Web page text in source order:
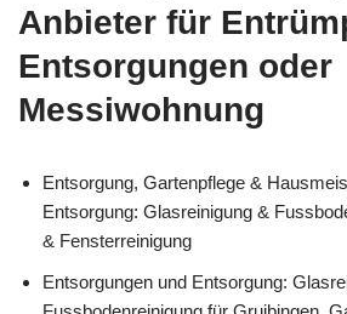
Anbieter für
Entsorgungen oder
Messiwohnung
Entsorgung, Gartenpflege &
Entsorgung: Glasreinigung &
& Fensterreinigung
Entsorgungen und Entsorgung: